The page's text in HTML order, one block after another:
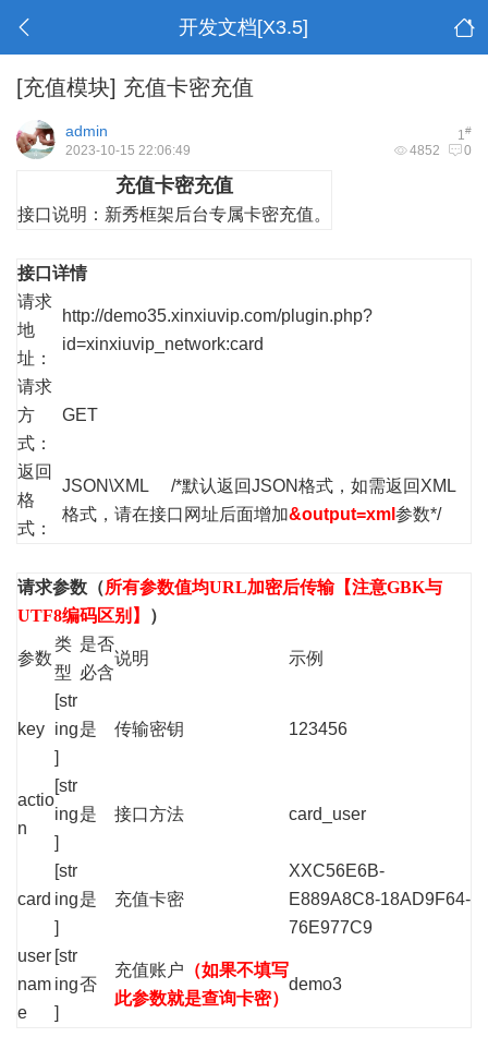
开发文档[X3.5]
[充值模块] 充值卡密充值
1#
admin
4852 0
2023-10-15 22:06:49
充值卡密充值
接口说明： 新秀框架后台专属卡密充值。
接口详情
请求
地
址：
http://demo35.xinxiuvip.com/plugin.php?
id=xinxiuvip_network:card
请求
方
式：
GET
返回
格
式：
JSON\XML /*默认返回JSON格式，如需返回XML
格式，请在接口网址后面增加&output=xml 参数*/
请求参数（所有参数值均URL加密后传输【注意GBK与
UTF8编码区别】
）
参数
类
型
是否
必含
说明 示例
key
[str
ing
]
是 传输密钥 123456
actio
n
[str
ing
]
是 接口方法 card_user
card
[str
ing
]
是 充值卡密
XXC56E6B-
E889A8C8-18AD9F64-
76E977C9
user
nam
e
[str
ing
]
否
充值账户 （如果不填写
此参数就是查询卡密）
demo3